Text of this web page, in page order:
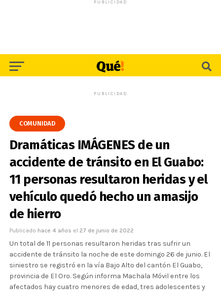
PUBLICIDAD
PUBLICIDAD
COMUNIDAD
Dramáticas IMÁGENES de un
accidente de tránsito en El Guabo:
11 personas resultaron heridas y el
vehículo quedó hecho un amasijo
de hierro
Publicado hace 4 años el 27 de junio de 2022
Un total de 11 personas resultaron heridas tras sufrir un
accidente de tránsito la noche de este domingo 26 de junio. El
siniestro se registró en la vía Bajo Alto del cantón El Guabo,
provincia de El Oro. Según informa Machala Móvil entre los
afectados hay cuatro menores de edad, tres adolescentes y